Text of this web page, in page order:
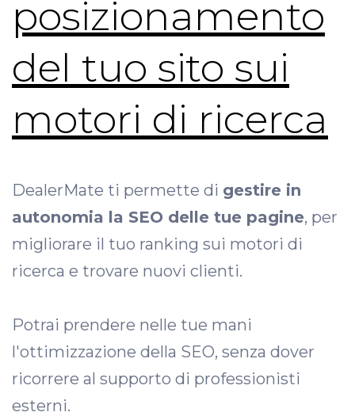
posizionamento
del tuo sito sui
motori di ricerca
DealerMate ti permette di gestire in
autonomia la SEO delle tue pagine, per
migliorare il tuo ranking sui motori di
ricerca e trovare nuovi clienti.
Potrai prendere nelle tue mani
l'ottimizzazione della SEO, senza dover
ricorrere al supporto di professionisti
esterni.